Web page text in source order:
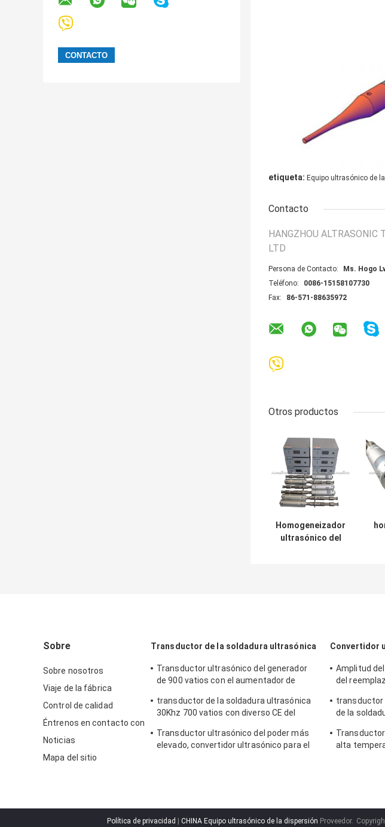
etiqueta: Equipo ultrasónico de
Contacto
HANGZHOU ALTRASONIC
LTD
Persona de Contacto:
Ms. Hogo
Teléfono:
0086-15158107730
Fax:
86-571-88635972
Otros productos
Homogeneizador
ultrasónico del
Sobre
Sobre nosotros
Viaje de la fábrica
Control de calidad
Éntrenos en contacto con
Noticias
Mapa del sitio
Transductor de la soldadura ultrasónica
Transductor ultrasónico del generador
de 900 vatios con el aumentador de
transductor de la soldadura ultrasónica
30Khz 700 vatios con diverso CE del
Transductor ultrasónico del poder más
elevado, convertidor ultrasónico para el
Convertidor
Amplitud
del
transductor
de la
alta
Política de privacidad | CHINA Equipo ultrasónico de la dispersión Proveedor.